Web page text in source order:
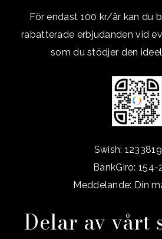
För endast 100 kr/år kan du
rabatterade erbjudanden vid
som du stödjer den
Swish:
BankGiro: 154-
Meddelande: Din
Delar av vårt